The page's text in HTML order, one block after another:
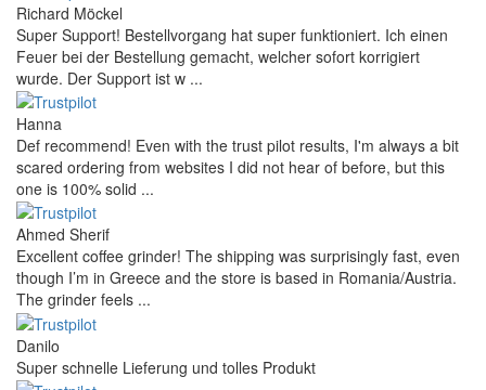
Richard Möckel
Super Support! Bestellvorgang hat super funktioniert. Ich einen
Feuer bei der Bestellung gemacht, welcher sofort korrigiert
wurde. Der Support ist w ...
Hanna
Def recommend! Even with the trust pilot results, I'm always a bit
scared ordering from websites I did not hear of before, but this
one is 100% solid ...
Ahmed Sherif
Excellent coffee grinder! The shipping was surprisingly fast, even
though I’m in Greece and the store is based in Romania/Austria.
The grinder feels ...
Danilo
Super schnelle Lieferung und tolles Produkt